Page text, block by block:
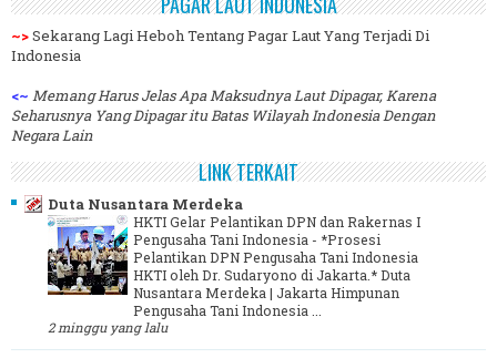
~>Sekarang Lagi Heboh Tentang Pagar Laut Yang Terjadi Di
Indonesia
<~ Memang Harus Jelas Apa Maksudnya Laut Dipagar, Karena
Seharusnya Yang Dipagar itu Batas Wilayah Indonesia Dengan
Negara Lain
LINK TERKAIT
Duta Nusantara Merdeka
HKTI Gelar Pelantikan DPN dan Rakernas I
Pengusaha Tani Indonesia - *Prosesi
Pelantikan DPN Pengusaha Tani Indonesia
HKTI oleh Dr. Sudaryono di Jakarta.* Duta
Nusantara Merdeka | Jakarta Himpunan
Pengusaha Tani Indonesia ...
2 minggu yang lalu